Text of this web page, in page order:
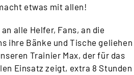
etwas mit allen!
alle Helfer, Fans, an die
ihre Bänke und Tische geliehen
Trainier Max, der für das
Einsatz zeigt, extra 8 Stunden